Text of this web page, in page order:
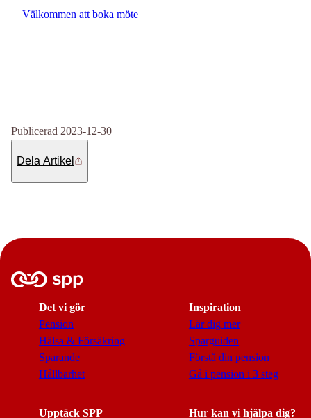
Välkommen att boka möte
Publicerad 2023-12-30
Dela Artikel
Det vi gör
Pension
Hälsa & Försäkring
Sparande
Hållbarhet
Inspiration
Lär dig mer
Sparguiden
Förstå din pension
Gå i pension i 3 steg
Upptäck SPP Hur kan vi hjälpa dig?